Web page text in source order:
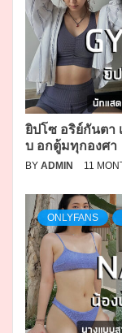
ยิปโซ อริย์กันตา
บ อกตู้มทุกองศา
BY ADMIN 11
ONLYFANS